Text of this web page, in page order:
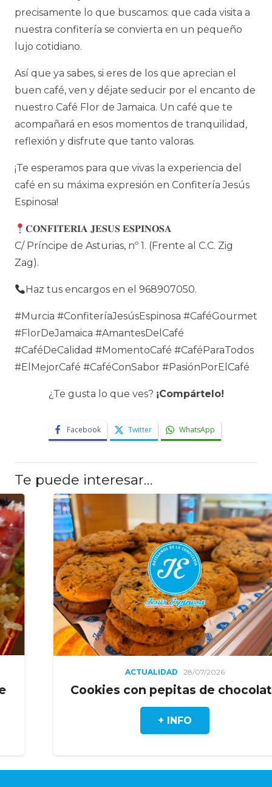
precisamente lo que buscamos: que cada visita a
nuestra confitería se convierta en un pequeño
lujo cotidiano.
Así que ya sabes, si eres de los que aprecian el
buen café, ven y déjate seducir por el encanto de
nuestro Café Flor de Jamaica. Un café que te
acompañará en esos momentos de tranquilidad,
reflexión y disfrute que tanto valoras.
¡Te esperamos para que vivas la experiencia del
café en su máxima expresión en Confitería Jesús
Espinosa!
𝐂𝐎𝐍𝐅𝐈𝐓𝐄𝐑𝐈𝐀 𝐉𝐄𝐒𝐔𝐒 𝐄𝐒𝐏𝐈𝐍𝐎𝐒𝐀
C/ Príncipe de Asturias, nº 1. (Frente al C.C. Zig
Zag).
Haz tus encargos en el 968907050.
#Murcia #ConfiteríaJesúsEspinosa #CaféGourmet
#FlorDeJamaica #AmantesDelCafé
#CaféDeCalidad #MomentoCafé #CaféParaTodos
#ElMejorCafé #CaféConSabor #PasiónPorElCafé
¿Te gusta lo que ves? ¡Compártelo!
Facebook Twitter WhatsApp
Te puede interesar…
28/07/2026
Cookies con pepitas de chocolate